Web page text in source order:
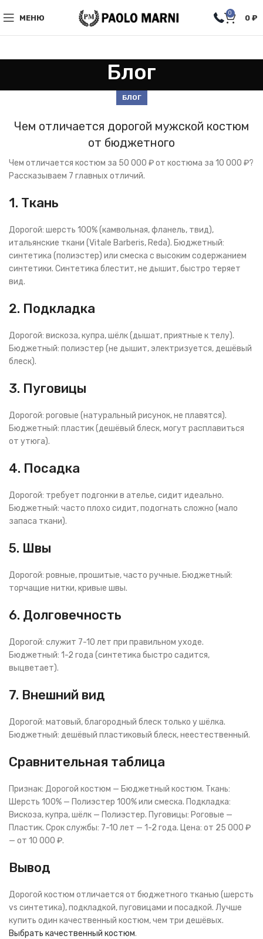
МЕНЮ
0
0 ₽
Блог
БЛОГ
Чем отличается дорогой мужской костюм
от бюджетного
Чем отличается костюм за 50 000 ₽ от костюма за 10 000 ₽?
Рассказываем 7 главных отличий.
1. Ткань
Дорогой: шерсть 100% (камвольная, фланель, твид),
итальянские ткани (Vitale Barberis, Reda). Бюджетный:
синтетика (полиэстер) или смеска с высоким содержанием
синтетики. Синтетика блестит, не дышит, быстро теряет
вид.
2. Подкладка
Дорогой: вискоза, купра, шёлк (дышат, приятные к телу).
Бюджетный: полиэстер (не дышит, электризуется, дешёвый
блеск).
3. Пуговицы
Дорогой: роговые (натуральный рисунок, не плавятся).
Бюджетный: пластик (дешёвый блеск, могут расплавиться
от утюга).
4. Посадка
Дорогой: требует подгонки в ателье, сидит идеально.
Бюджетный: часто плохо сидит, подогнать сложно (мало
запаса ткани).
5. Швы
Дорогой: ровные, прошитые, часто ручные. Бюджетный:
торчащие нитки, кривые швы.
6. Долговечность
Дорогой: служит 7-10 лет при правильном уходе.
Бюджетный: 1-2 года (синтетика быстро садится,
выцветает).
7. Внешний вид
Дорогой: матовый, благородный блеск только у шёлка.
Бюджетный: дешёвый пластиковый блеск, неестественный.
Сравнительная таблица
Признак: Дорогой костюм — Бюджетный костюм. Ткань:
Шерсть 100% — Полиэстер 100% или смеска. Подкладка:
Вискоза, купра, шёлк — Полиэстер. Пуговицы: Роговые —
Пластик. Срок службы: 7-10 лет — 1-2 года. Цена: от 25 000 ₽
— от 10 000 ₽.
Вывод
Дорогой костюм отличается от бюджетного тканью (шерсть
vs синтетика), подкладкой, пуговицами и посадкой. Лучше
купить один качественный костюм, чем три дешёвых.
Выбрать качественный костюм.